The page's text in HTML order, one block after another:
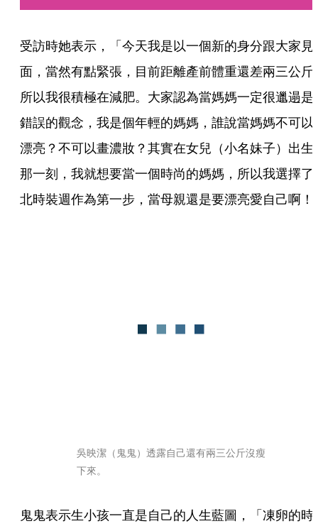
受訪時她表示，「今天我是以一個新的身分跟大家見
面，當然有點緊張，目前距離產前體重還差兩三公斤
所以我很積極在減肥。大家認為當媽媽一定很邋遢是
錯誤的觀念，我是個年輕的媽媽，誰說當媽媽不可以
漂亮？不可以畫濃妝？其實在女兒（小名妹子）出生
那一刻，我就想要當一個時尚的媽媽，所以我選擇了
北時裝週作為第一步，當母親還是要漂亮愛自己啊！
吳映潔（鬼鬼）透露自己還有兩三公斤沒瘦
下來。
鬼鬼表示生小孩一直是自己的人生藍圖，「凍卵的時